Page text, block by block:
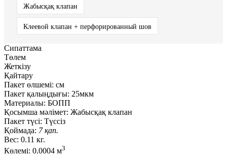
Жабысқақ клапан
Клеевой клапан + перфорированный шов
Сипаттама
Төлем
Жеткізу
Қайтару
Пакет өлшемі: см
Пакет қалыңдығы: 25мкм
Материалы: БОПП
Қосымша мәлімет: Жабысқақ клапан
Пакет түсі: Түссіз
Қоймада: 7 қап.
Вес: 0.11 кг.
Көлемі: 0.0004 м3